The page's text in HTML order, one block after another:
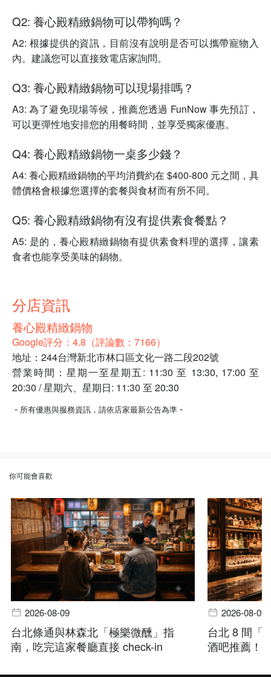
Q2: 養心殿精緻鍋物可以帶狗嗎？
A2: 根據提供的資訊，目前沒有說明是否可以攜帶寵物入
內。建議您可以直接致電店家詢問。
Q3: 養心殿精緻鍋物可以現場排嗎？
A3: 為了避免現場等候，推薦您透過 FunNow 事先預訂，
可以更彈性地安排您的用餐時間，並享受獨家優惠。
Q4: 養心殿精緻鍋物一桌多少錢？
A4: 養心殿精緻鍋物的平均消費約在 $400-800 元之間，具
體價格會根據您選擇的套餐與食材而有所不同。
Q5: 養心殿精緻鍋物有沒有提供素食餐點？
A5: 是的，養心殿精緻鍋物有提供素食料理的選擇，讓素
食者也能享受美味的鍋物。
分店資訊
養心殿精緻鍋物
Google評分：4.8（評論數：7166）
地址：244台灣新北市林口區文化一路二段202號
營業時間：星期一至星期五: 11:30 至 13:30, 17:00 至
20:30 / 星期六、星期日: 11:30 至 20:30
- 所有優惠與服務資訊，請依店家最新公告為準 -
你可能會喜歡
2026-08-09
台北條通與林森北「極樂微醺」指
南，吃完這家餐廳直接 check-in
2026-08-09
台北 8 間「
酒吧推薦！